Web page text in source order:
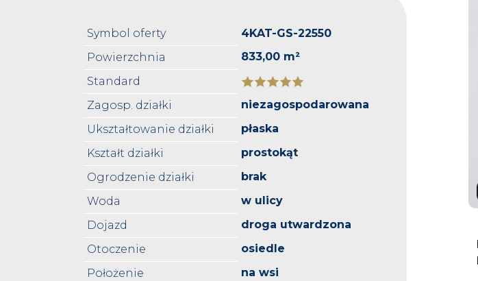
Symbol oferty
4KAT-GS-22550
Powierzchnia
833,00 m²
Standard
Zagosp. działki
niezagospodarowana
Ukształtowanie działki
płaska
Kształt działki
prostokąt
Ogrodzenie działki
brak
Woda
w ulicy
Dojazd
droga utwardzona
Otoczenie
osiedle
Położenie
na wsi